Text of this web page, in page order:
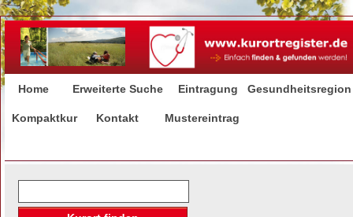
Home Erweiterte Suche Eintragung Gesundheitsregion
Kompaktkur Kontakt Mustereintrag